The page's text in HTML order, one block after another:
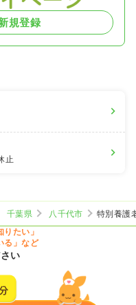
規登録
止
千葉県 八千代市
特別養護
りたい」
る」など
い